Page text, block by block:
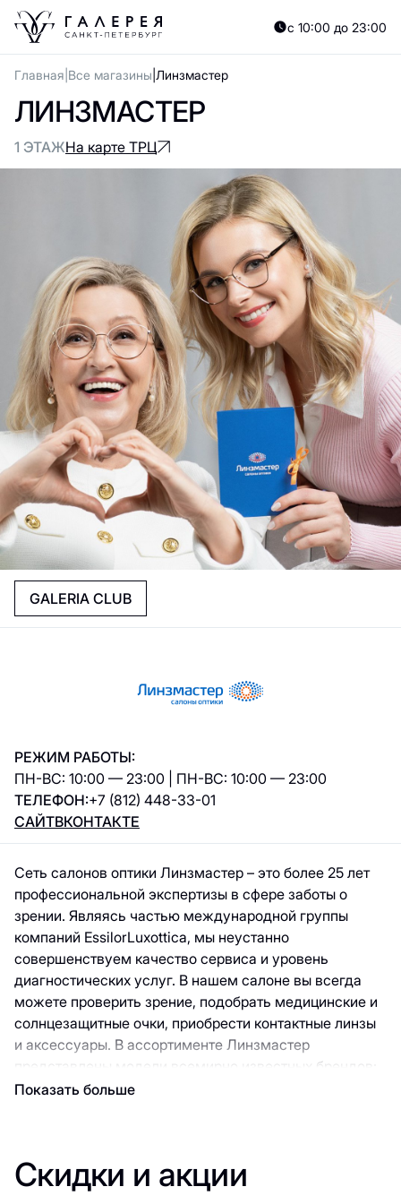
с 10:00 до 23:00
Главная Все магазины Линзмастер
ЛИНЗМАСТЕР
1 ЭТАЖНа карте ТРЦ
GALERIA CLUB
РЕЖИМ РАБОТЫ:
ПН-ВС: 10:00 — 23:00 | ПН-ВС: 10:00 — 23:00
ТЕЛЕФОН:+7 (812) 448-33-01
САЙТВКОНТАКТЕ
Сеть салонов оптики Линзмастер – это более 25 лет
профессиональной экспертизы в сфере заботы о
зрении. Являясь частью международной группы
компаний EssilorLuxottica, мы неустанно
совершенствуем качество сервиса и уровень
диагностических услуг. В нашем салоне вы всегда
можете проверить зрение, подобрать медицинские и
солнцезащитные очки, приобрести контактные линзы
и аксессуары. В ассортименте Линзмастер
представлены модели всемирно известных брендов:
GUESS, GUCCI, CARRERA, MAX&CO, POLICE, FURLA,
оптометристы, регулярно повышающие
квалификацию. • Услуги по диагностике зрения.
Показать больше
Скидки и акции